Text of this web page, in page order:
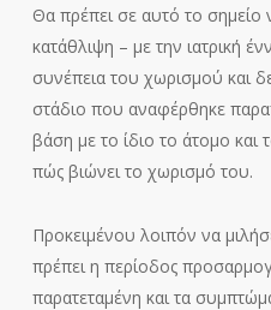
Θα πρέπει σε αυτό το σημείο
κατάθλιψη – με την ιατρική
συνέπεια του χωρισμού και
στάδιο που αναφέρθηκε
βάση με το ίδιο το άτομο και
πώς βιώνει το χωρισμό του.
Προκειμένου λοιπόν να
πρέπει η περίοδος
παρατεταμένη και τα